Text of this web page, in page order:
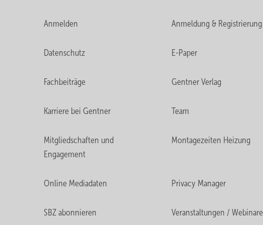
Anmelden Anmeldung & Registrierung
Datenschutz E-Paper
Fachbeiträge Gentner Verlag
Karriere bei Gentner Team
Mitgliedschaften und
Engagement
Montagezeiten Heizung
Online Mediadaten Privacy Manager
SBZ abonnieren Veranstaltungen / Webinare